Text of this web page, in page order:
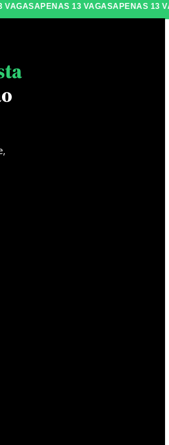
APENAS 13 VAGASAPENAS 13 VAGAS